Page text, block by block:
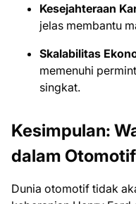
Kesejahteraan
jelas membantu
Skalabilitas
memenuhi
singkat.
Kesimpulan:
dalam
Dunia otomotif tidak